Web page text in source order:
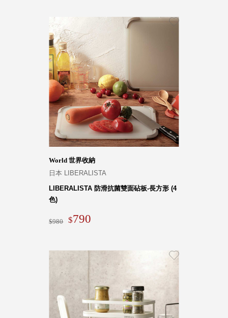
World 世界收納
日本 LIBERALISTA
LIBERALISTA 防滑抗菌雙面砧板-長方形 (4
色)
980 790